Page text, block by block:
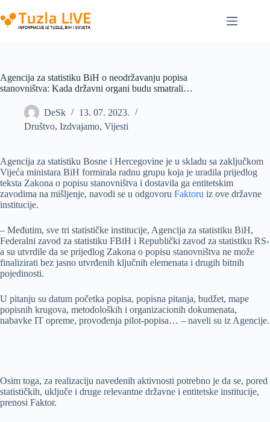
to
content
Agencija za statistiku BiH o neodržavanju popisa
stanovništva: Kada državni organi budu smatrali…
DeSk
13. 07. 2023.
Društvo, Izdvajamo, Vijesti
Agencija za statistiku Bosne i Hercegovine je u skladu sa zaključkom
Vijeća ministara BiH formirala radnu grupu koja je uradila prijedlog
teksta Zakona o popisu stanovništva i dostavila ga entitetskim
zavodima na mišljenje, navodi se u odgovoru Faktoru iz ove državne
institucije.
– Međutim, sve tri statističke institucije, Agencija za statistiku BiH,
Federalni zavod za statistiku FBiH i Republički zavod za statistiku RS-
a su utvrdile da se prijedlog Zakona o popisu stanovništva ne može
finalizirati bez jasno utvrđenih ključnih elemenata i drugih bitnih
pojedinosti.
U pitanju su datum početka popisa, popisna pitanja, budžet, mape
popisnih krugova, metodoloških i organizacionih dokumenata,
nabavke IT opreme, provođenja pilot-popisa… – naveli su iz Agencije.
Osim toga, za realizaciju navedenih aktivnosti potrebno je da se, pored
statističkih, uključe i druge relevantne državne i entitetske institucije,
prenosi Faktor.